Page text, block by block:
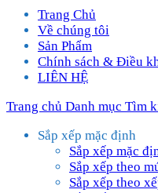
Trang Chủ
Về chúng tôi
Sản Phẩm
Chính sách & Điều
LIÊN HỆ
Trang chủ Danh mục Tìm
Sắp xếp mặc định
Sắp xếp mặc
Sắp xếp theo
Sắp xếp theo